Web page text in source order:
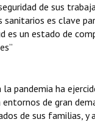
de sus
sanitarios es clave
es un estado de
la pandemia ha
entornos de gran
de sus familias, y